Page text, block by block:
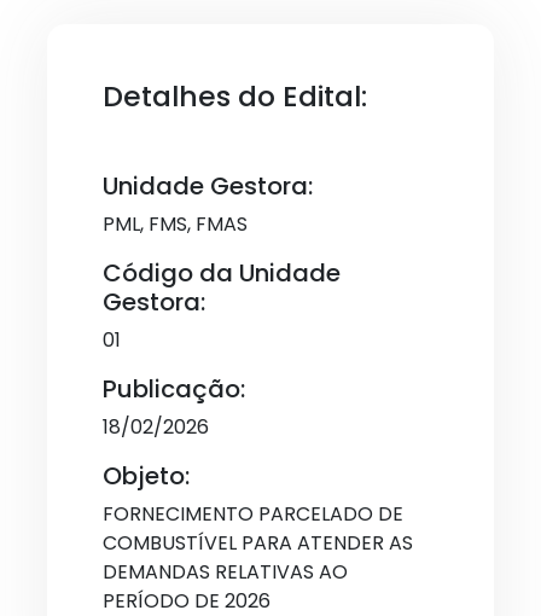
Detalhes do Edital:
Unidade Gestora:
PML, FMS, FMAS
Código da Unidade
Gestora:
01
Publicação:
18/02/2026
Objeto:
FORNECIMENTO PARCELADO DE
COMBUSTÍVEL PARA ATENDER AS
DEMANDAS RELATIVAS AO
PERÍODO DE 2026